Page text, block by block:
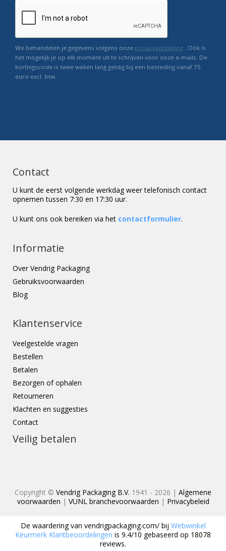
We behandelen je gegevens volgens onze privacyverklaring . Ook is
het mogelijk je op elk moment uit te schrijven voor onze e-mails. De
kortingscode is twee weken lang geldig bij een besteding vanaf 75
euro excl. btw.
Contact
U kunt de eerst volgende werkdag weer telefonisch contact
opnemen tussen 7:30 en 17:30 uur.
U kunt ons ook bereiken via het contactformulier.
Informatie
Over Vendrig Packaging
Gebruiksvoorwaarden
Blog
Klantenservice
Veelgestelde vragen
Bestellen
Betalen
Bezorgen of ophalen
Retourneren
Klachten en suggesties
Contact
Veilig betalen
Copyright © Vendrig Packaging B.V. 1941 - 2026 | Algemene
voorwaarden | VUNL branchevoorwaarden | Privacybeleid
De waardering van vendrigpackaging.com/bij Webwinkel
Keurmerk Klantbeoordelingen is 9.4/10 gebaseerd op 18078
reviews.